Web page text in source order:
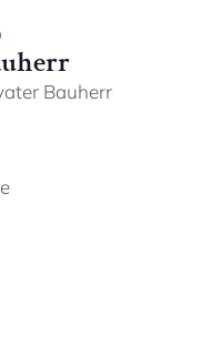
Bauherr